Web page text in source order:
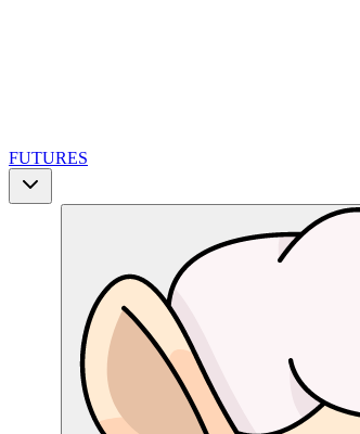
FUTURES